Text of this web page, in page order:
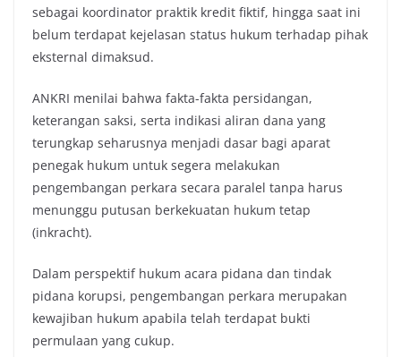
sebagai koordinator praktik kredit fiktif, hingga saat ini
belum terdapat kejelasan status hukum terhadap pihak
eksternal dimaksud.
ANKRI menilai bahwa fakta-fakta persidangan,
keterangan saksi, serta indikasi aliran dana yang
terungkap seharusnya menjadi dasar bagi aparat
penegak hukum untuk segera melakukan
pengembangan perkara secara paralel tanpa harus
menunggu putusan berkekuatan hukum tetap
(inkracht).
Dalam perspektif hukum acara pidana dan tindak
pidana korupsi, pengembangan perkara merupakan
kewajiban hukum apabila telah terdapat bukti
permulaan yang cukup.